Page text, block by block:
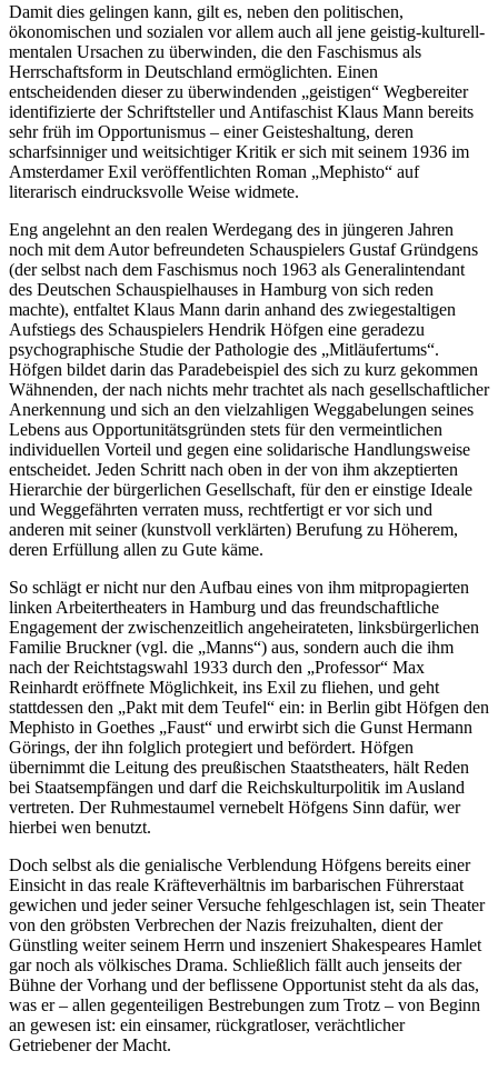
Damit dies gelingen kann, gilt es, neben den politischen,
ökonomischen und sozialen vor allem auch all jene geistig-kulturell-
mentalen Ursachen zu überwinden, die den Faschismus als
Herrschaftsform in Deutschland ermöglichten. Einen
entscheidenden dieser zu überwindenden „geistigen“ Wegbereiter
identifizierte der Schriftsteller und Antifaschist Klaus Mann bereits
sehr früh im Opportunismus – einer Geisteshaltung, deren
scharfsinniger und weitsichtiger Kritik er sich mit seinem 1936 im
Amsterdamer Exil veröffentlichten Roman „Mephisto“ auf
literarisch eindrucksvolle Weise widmete.
Eng angelehnt an den realen Werdegang des in jüngeren Jahren
noch mit dem Autor befreundeten Schauspielers Gustaf Gründgens
(der selbst nach dem Faschismus noch 1963 als Generalintendant
des Deutschen Schauspielhauses in Hamburg von sich reden
machte), entfaltet Klaus Mann darin anhand des zwiegestaltigen
Aufstiegs des Schauspielers Hendrik Höfgen eine geradezu
psychographische Studie der Pathologie des „Mitläufertums“.
Höfgen bildet darin das Paradebeispiel des sich zu kurz gekommen
Wähnenden, der nach nichts mehr trachtet als nach gesellschaftlicher
Anerkennung und sich an den vielzahligen Weggabelungen seines
Lebens aus Opportunitätsgründen stets für den vermeintlichen
individuellen Vorteil und gegen eine solidarische Handlungsweise
entscheidet. Jeden Schritt nach oben in der von ihm akzeptierten
Hierarchie der bürgerlichen Gesellschaft, für den er einstige Ideale
und Weggefährten verraten muss, rechtfertigt er vor sich und
anderen mit seiner (kunstvoll verklärten) Berufung zu Höherem,
deren Erfüllung allen zu Gute käme.
So schlägt er nicht nur den Aufbau eines von ihm mitpropagierten
linken Arbeitertheaters in Hamburg und das freundschaftliche
Engagement der zwischenzeitlich angeheirateten, linksbürgerlichen
Familie Bruckner (vgl. die „Manns“) aus, sondern auch die ihm
nach der Reichtstagswahl 1933 durch den „Professor“ Max
Reinhardt eröffnete Möglichkeit, ins Exil zu fliehen, und geht
stattdessen den „Pakt mit dem Teufel“ ein: in Berlin gibt Höfgen den
Mephisto in Goethes „Faust“ und erwirbt sich die Gunst Hermann
Görings, der ihn folglich protegiert und befördert. Höfgen
übernimmt die Leitung des preußischen Staatstheaters, hält Reden
bei Staatsempfängen und darf die Reichskulturpolitik im Ausland
vertreten. Der Ruhmestaumel vernebelt Höfgens Sinn dafür, wer
hierbei wen benutzt.
Doch selbst als die genialische Verblendung Höfgens bereits einer
Einsicht in das reale Kräfteverhältnis im barbarischen Führerstaat
gewichen und jeder seiner Versuche fehlgeschlagen ist, sein Theater
von den gröbsten Verbrechen der Nazis freizuhalten, dient der
Günstling weiter seinem Herrn und inszeniert Shakespeares Hamlet
gar noch als völkisches Drama. Schließlich fällt auch jenseits der
Bühne der Vorhang und der beflissene Opportunist steht da als das,
was er – allen gegenteiligen Bestrebungen zum Trotz – von Beginn
an gewesen ist: ein einsamer, rückgratloser, verächtlicher
Getriebener der Macht.